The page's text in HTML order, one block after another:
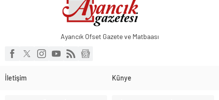
Ayancık Ofset Gazete ve Matbaası
İletişim Künye